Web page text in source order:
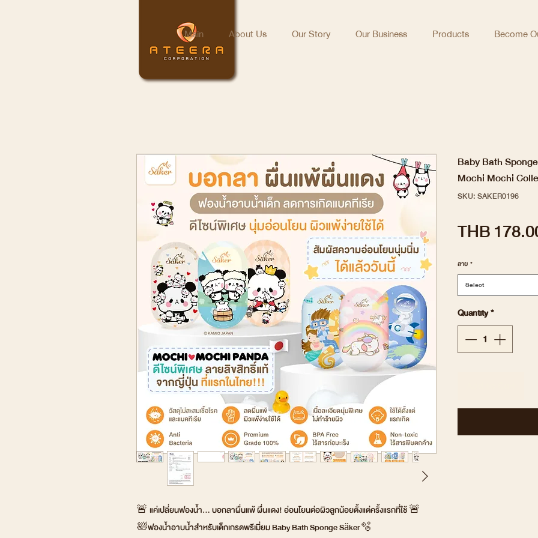
🚨 แค่เปลี่ยนฟองน้ำ... บอกลาผื่นแพ้ ผื่นแดง! อ่อนโยนต่อผิวลูกน้อยตั้งแต่ครั้งแรกที่ใช้ 🚨
🛀ฟองน้ำอาบน้ำสำหรับเด็กเกรดพรีเมี่ยม Baby Bath Sponge Säker🫧
Baby Bath
Mochi Mochi
SKU: SAKER0196
THB
ลาย *
Select
Quantity*
Main About Us Our Story Our Business Products Become